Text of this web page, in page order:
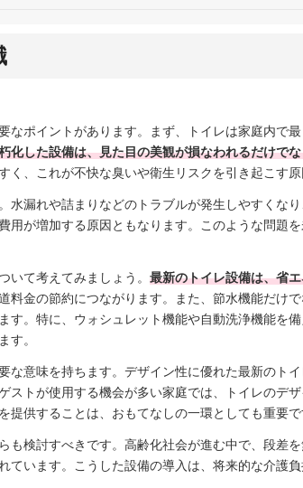
なポイントがあります。まず、トイレは家庭内で
化した設備は、見た目の美観が損なわれるだけで
、これが不快な臭いや衛生リスクを引き起こす原
水漏れや詰まりなどのトラブルが発生しやすくな
用が増加する原因ともなります。このような問題
いて考えてみましょう。 最新のトイレ設備は、省
金の節約につながります。また、節水機能だけで
す。特に、ウォシュレット機能や自動洗浄機能を
す。
な意味を持ちます。デザイン性に優れた最新のト
ストが使用する機会が多い家庭では、トイレのデ
供することは、おもてなしの一環としても重要で
も検討すべきです。高齢化社会が進む中で、段差
います。こうした設備の導入は、将来的な介護負